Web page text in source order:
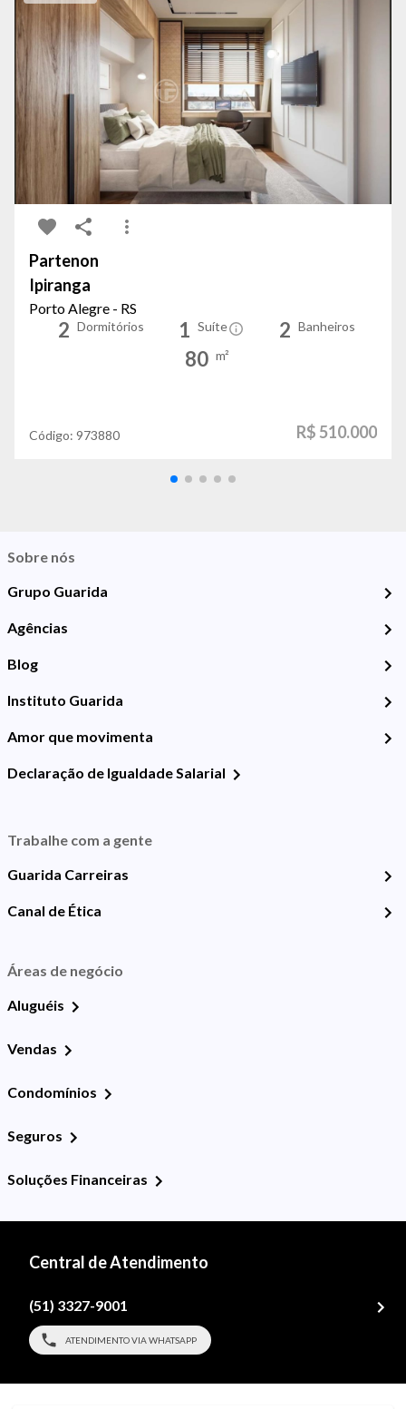
Partenon
Ipiranga
Porto Alegre - RS
2 Dormitórios 1 Suíte 2 Banheiros
80 m²
Código: 973880 R$ 510.000
Sobre nós
Grupo Guarida
Agências
Blog
Instituto Guarida
Amor que movimenta
Declaração de Igualdade Salarial
Trabalhe com a gente
Guarida Carreiras
Canal de Ética
Áreas de negócio
Aluguéis
Vendas
Condomínios
Seguros
Soluções Financeiras
Central de Atendimento
(51) 3327-9001
ATENDIMENTO VIA WHATSAPP